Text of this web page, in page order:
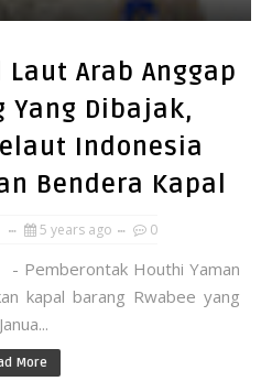
Arab Anggap
Yang Dibajak,
Indonesia
Bendera Kapal
5 years ago 0
- Pemberontak Houthi Yaman
kapal barang Rwabee yang
More